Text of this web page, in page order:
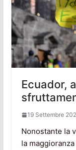
Ecuador,
19 Settembre
Nonostante la
la